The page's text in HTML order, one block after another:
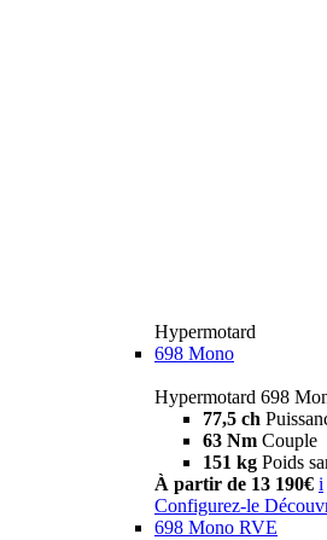
Hypermotard
698 Mono
Hypermotard 698
77,5 ch
63 Nm Couple
151 kg Poids
À partir de 13 190€ i
Configurez-le
698 Mono RVE